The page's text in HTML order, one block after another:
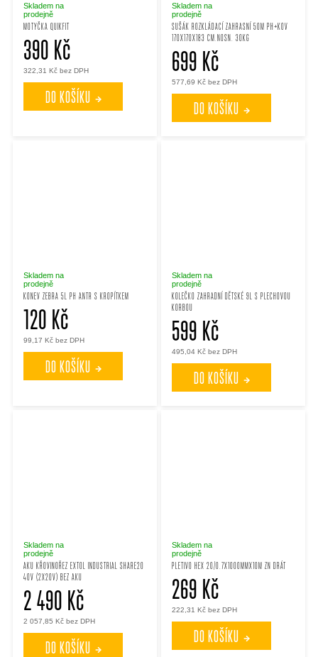
MOTYČKA QUIKFIT
Skladem na
prodejně
322,31 Kč bez DPH
390 Kč
DO KOŠÍKU
SUŠÁK ROZKLÁDACÍ ZAHRASNÍ 50M PH+KOV
170X170X183 CM.NOSN. 30KG
Skladem na
prodejně
577,69 Kč bez DPH
699 Kč
DO KOŠÍKU
KONEV ZEBRA 5L PH ANTR S KROPÍTKEM
Skladem na
prodejně
99,17 Kč bez DPH
120 Kč
DO KOŠÍKU
KOLEČKO ZAHRADNÍ DĚTSKÉ 9L S PLECHOVOU
KORBOU
Skladem na
prodejně
495,04 Kč bez DPH
599 Kč
DO KOŠÍKU
AKU KŘOVINOŘEZ EXTOL INDUSTRIAL SHARE20
40V (2X20V) BEZ AKU
Skladem na
prodejně
2 057,85 Kč bez DPH
2 490 Kč
DO KOŠÍKU
PLETIVO HEX 20/0.7X1000MMX10M ZN DRÁT
Skladem na
prodejně
222,31 Kč bez DPH
269 Kč
DO KOŠÍKU